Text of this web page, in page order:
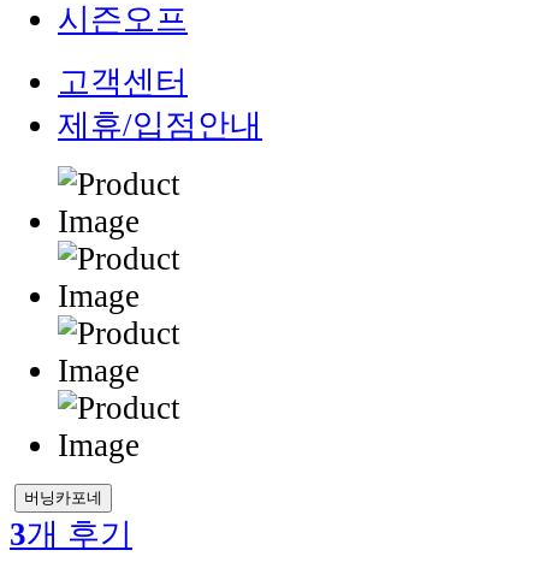
시즌오프
고객센터
제휴/입점안내
버닝카포네
3개 후기